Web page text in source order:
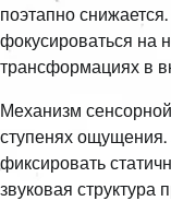
поэтапно
фокусироваться на
трансформациях в
Механизм
ступенях ощущения.
фиксировать
звуковая